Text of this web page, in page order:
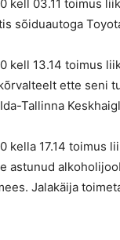
kell 03.11 toimus
sõiduautoga
kell 13.14 toimus
ette seni
Tallinna
kella 17.14 toimus
astunud
Jalakäija